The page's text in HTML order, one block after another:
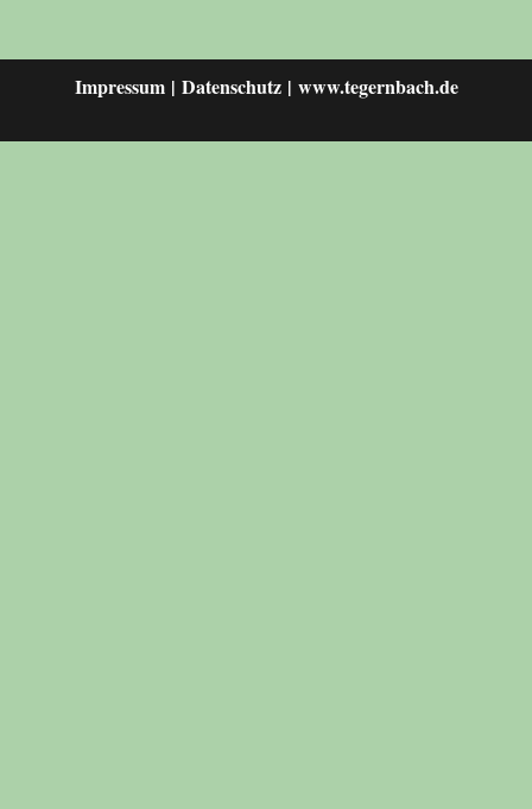
Impressum Datenschutz www.tegernbach.de